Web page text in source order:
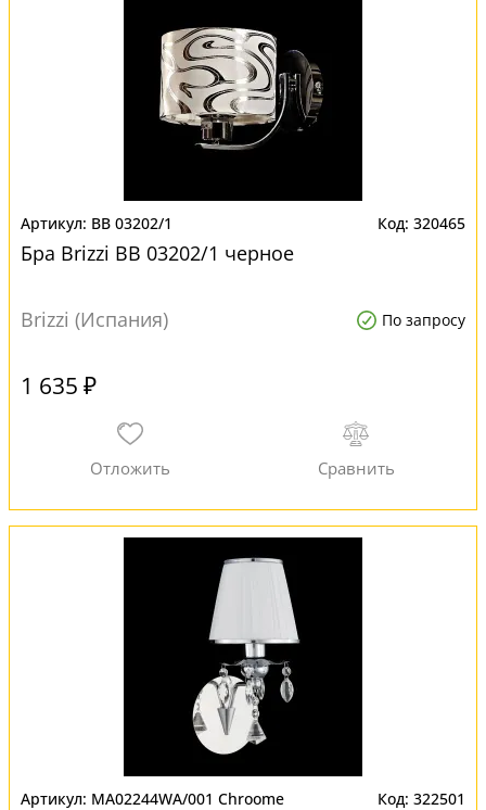
BB 03202/1 320465
Бра Brizzi BB 03202/1 черное
Brizzi (Испания) По запросу
1 635 ₽
MA02244WA/001 Chroome 322501